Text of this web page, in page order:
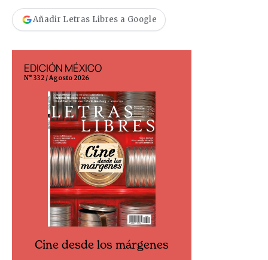
Añadir Letras Libres a Google
EDICIÓN MÉXICO
N° 332 / Agosto 2026
Cine desde los márgenes